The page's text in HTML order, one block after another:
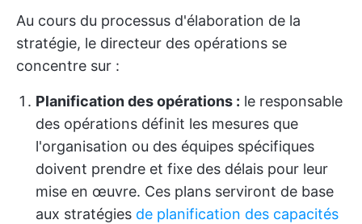
Au cours du processus d'élaboration de la
stratégie, le directeur des opérations se
concentre sur :
Planification des opérations : le responsable
des opérations définit les mesures que
l'organisation ou des équipes spécifiques
doivent prendre et fixe des délais pour leur
mise en œuvre. Ces plans serviront de base
aux stratégies de planification des capacités